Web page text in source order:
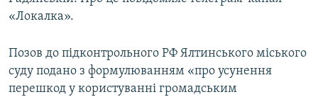
«Локалка».
Позов до підконтрольного РФ Ялтинського міського
суду подано з формулюванням «про усунення
перешкод у користуванні громадським